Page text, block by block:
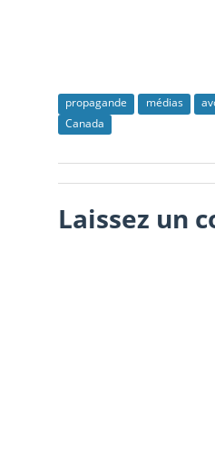
propagande médias
Canada
Laissez un